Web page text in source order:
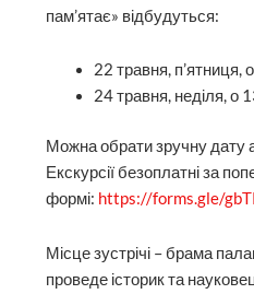
пам’ятає» відбудуться:
22 травня, п’ятниця,
24 травня, неділя, о
Можна обрати зручну дату
Екскурсії безоплатні за
формі: https://forms.gle/
Місце зустрічі – брама
проведе історик та